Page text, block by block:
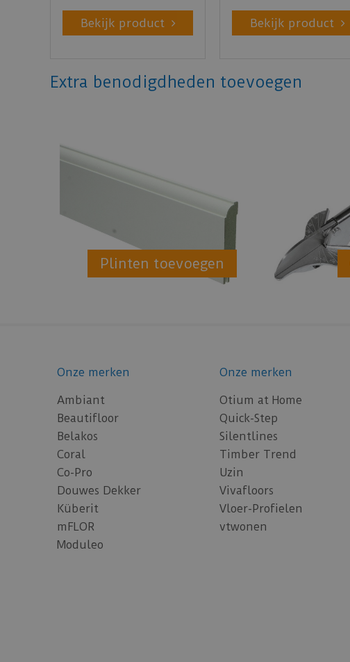
Bekijk product Bekijk product
Extra benodigdheden toevoegen
Plinten toevoegen
Onze merken
Ambiant
Beautifloor
Belakos
Coral
Co-Pro
Douwes Dekker
Küberit
mFLOR
Moduleo
Onze merken
Otium at Home
Quick-Step
Silentlines
Timber Trend
Uzin
Vivafloors
Vloer-Profielen
vtwonen